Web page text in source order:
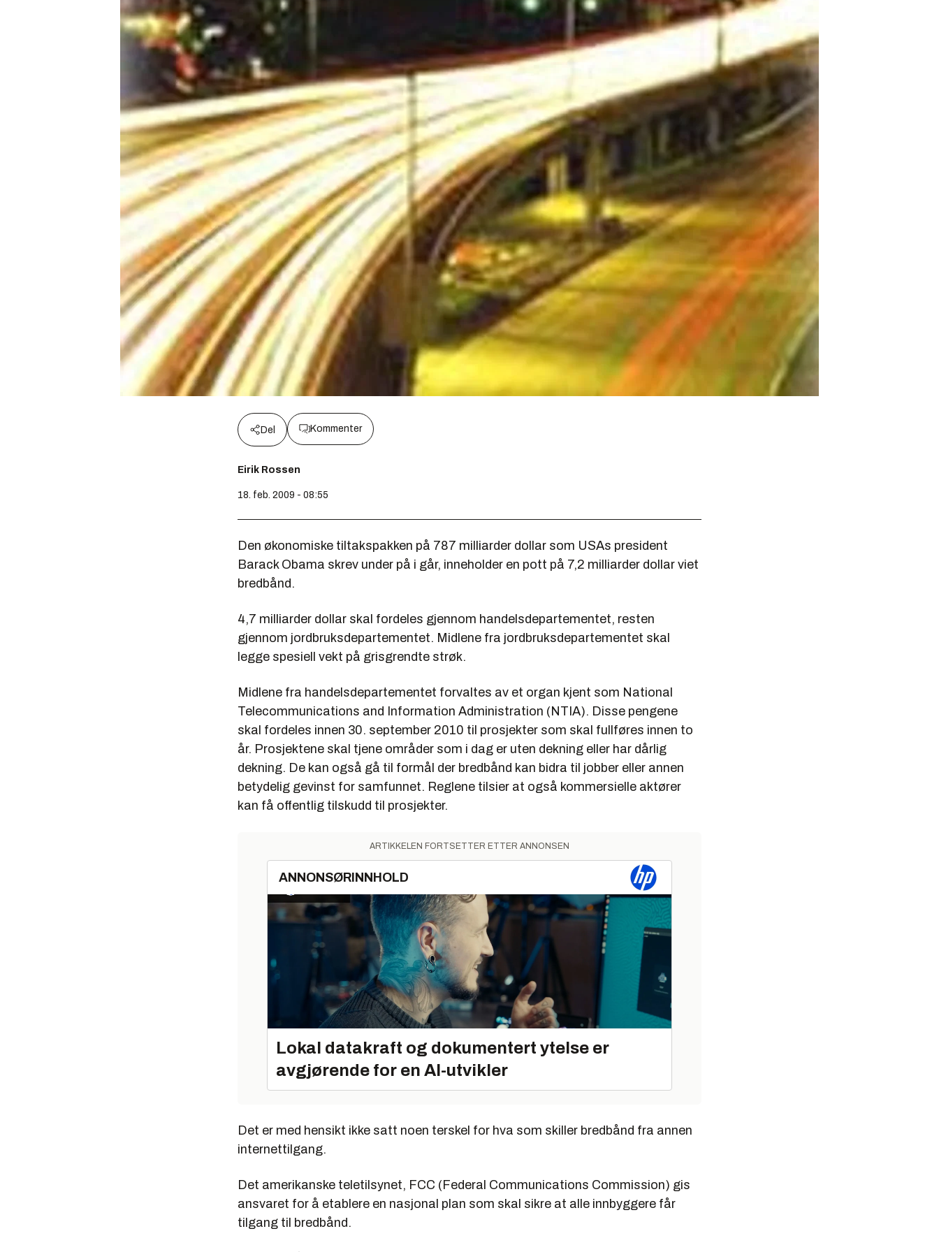
Del Kommenter
Eirik Rossen
18. feb. 2009 - 08:55
Den økonomiske tiltakspakken på 787 milliarder dollar som USAs president
Barack Obama skrev under på i går, inneholder en pott på 7,2 milliarder dollar viet
bredbånd.
4,7 milliarder dollar skal fordeles gjennom handelsdepartementet, resten
gjennom jordbruksdepartementet. Midlene fra jordbruksdepartementet skal
legge spesiell vekt på grisgrendte strøk.
Midlene fra handelsdepartementet forvaltes av et organ kjent som National
Telecommunications and Information Administration (NTIA). Disse pengene
skal fordeles innen 30. september 2010 til prosjekter som skal fullføres innen to
år. Prosjektene skal tjene områder som i dag er uten dekning eller har dårlig
dekning. De kan også gå til formål der bredbånd kan bidra til jobber eller annen
betydelig gevinst for samfunnet. Reglene tilsier at også kommersielle aktører
kan få offentlig tilskudd til prosjekter.
ARTIKKELEN FORTSETTER ETTER ANNONSEN
ANNONSØRINNHOLD
Lokal datakraft og dokumentert ytelse er
avgjørende for en AI-utvikler
Det er med hensikt ikke satt noen terskel for hva som skiller bredbånd fra annen
internettilgang.
Det amerikanske teletilsynet, FCC (Federal Communications Commission) gis
ansvaret for å etablere en nasjonal plan som skal sikre at alle innbyggere får
tilgang til bredbånd.